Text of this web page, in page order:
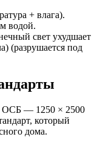
+ влага).
водой.
свет ухудшает
(разрушается под
ОСБ — 1250 × 2500
который
дома.